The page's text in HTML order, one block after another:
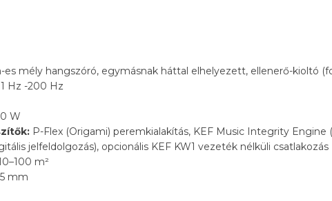
es mély hangszóró, egymásnak háttal elhelyezett, ellenerő-kioltó
Hz -200 Hz
W
P-Flex (Origami) peremkialakítás, KEF Music Integrity Engine
jelfeldolgozás), opcionális KEF KW1 vezeték nélküli csatlakozás
m²
mm